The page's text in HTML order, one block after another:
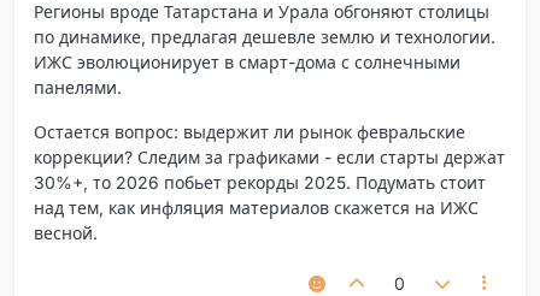
Регионы вроде Татарстана и Урала обгоняют столицы
по динамике, предлагая дешевле землю и технологии.
ИЖС эволюционирует в смарт-дома с солнечными
панелями.
Остается вопрос: выдержит ли рынок февральские
коррекции? Следим за графиками - если старты держат
30%+, то 2026 побьет рекорды 2025. Подумать стоит
над тем, как инфляция материалов скажется на ИЖС
весной.
0